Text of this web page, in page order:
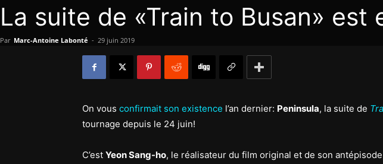
La suite de «Train to Busan» est
Par Marc-Antoine Labonté - 29 juin 2019
On vous confirmait son existence l’an dernier: Peninsula, la suite de
tournage depuis le 24 juin!
C’est Yeon Sang-ho, le réalisateur du film original et de son